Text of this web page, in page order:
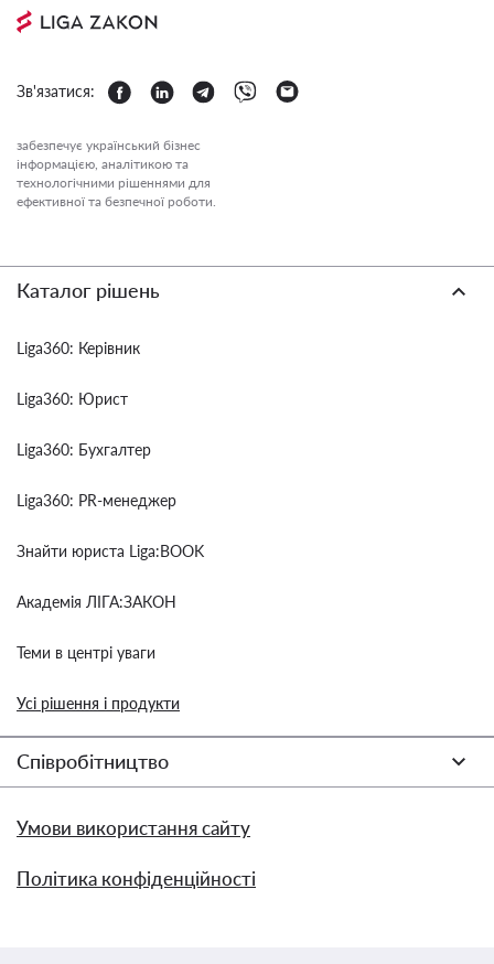
Зв'язатися:
забезпечує український бізнес
інформацією, аналітикою та
технологічними рішеннями для
ефективної та безпечної роботи.
Каталог рішень
Liga360: Керівник
Liga360: Юрист
Liga360: Бухгалтер
Liga360: PR-менеджер
Знайти юриста Liga:BOOK
Академія ЛІГА:ЗАКОН
Теми в центрі уваги
Усі рішення і продукти
Співробітництво
Умови використання сайту
Політика конфіденційності